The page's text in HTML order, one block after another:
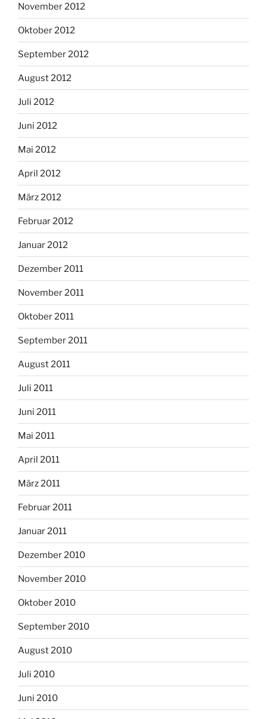
November 2012
Oktober 2012
September 2012
August 2012
Juli 2012
Juni 2012
Mai 2012
April 2012
März 2012
Februar 2012
Januar 2012
Dezember 2011
November 2011
Oktober 2011
September 2011
August 2011
Juli 2011
Juni 2011
Mai 2011
April 2011
März 2011
Februar 2011
Januar 2011
Dezember 2010
November 2010
Oktober 2010
September 2010
August 2010
Juli 2010
Juni 2010